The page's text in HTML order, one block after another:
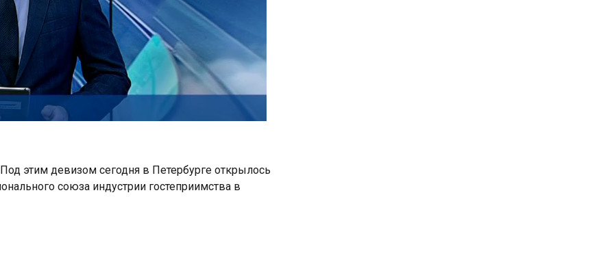
этим девизом сегодня в Петербурге открылось
союза индустрии гостеприимства в